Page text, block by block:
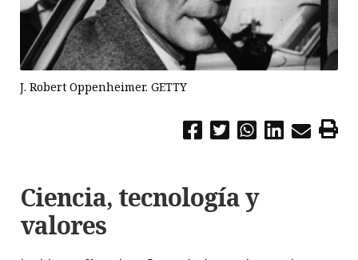
J. Robert Oppenheimer. GETTY
Ciencia, tecnología y
valores